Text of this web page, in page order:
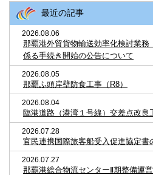
最近の記事
2026.08.06
那覇港外貿貨物輸送効率化検討業務
係る手続き開始の公告について
2026.08.05
那覇ふ頭岸壁防食工事（R8）
2026.08.04
臨港道路（港湾１号線）交差点改良
2026.07.28
官民連携国際旅客船受入促進協定書
2026.07.27
那覇港総合物流センターⅡ期整備運